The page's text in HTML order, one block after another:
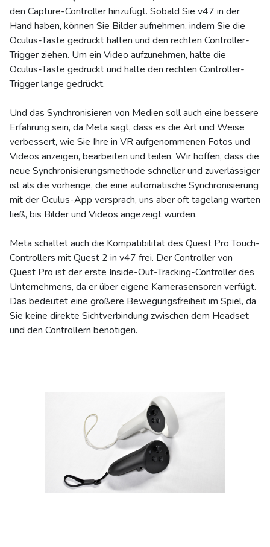
den Capture-Controller hinzufügt. Sobald Sie v47 in der
Hand haben, können Sie Bilder aufnehmen, indem Sie die
Oculus-Taste gedrückt halten und den rechten Controller-
Trigger ziehen. Um ein Video aufzunehmen, halte die
Oculus-Taste gedrückt und halte den rechten Controller-
Trigger lange gedrückt.
Und das Synchronisieren von Medien soll auch eine bessere
Erfahrung sein, da Meta sagt, dass es die Art und Weise
verbessert, wie Sie Ihre in VR aufgenommenen Fotos und
Videos anzeigen, bearbeiten und teilen. Wir hoffen, dass die
neue Synchronisierungsmethode schneller und zuverlässiger
ist als die vorherige, die eine automatische Synchronisierung
mit der Oculus-App versprach, uns aber oft tagelang warten
ließ, bis Bilder und Videos angezeigt wurden.
Meta schaltet auch die Kompatibilität des Quest Pro Touch-
Controllers mit Quest 2 in v47 frei. Der Controller von
Quest Pro ist der erste Inside-Out-Tracking-Controller des
Unternehmens, da er über eigene Kamerasensoren verfügt.
Das bedeutet eine größere Bewegungsfreiheit im Spiel, da
Sie keine direkte Sichtverbindung zwischen dem Headset
und den Controllern benötigen.